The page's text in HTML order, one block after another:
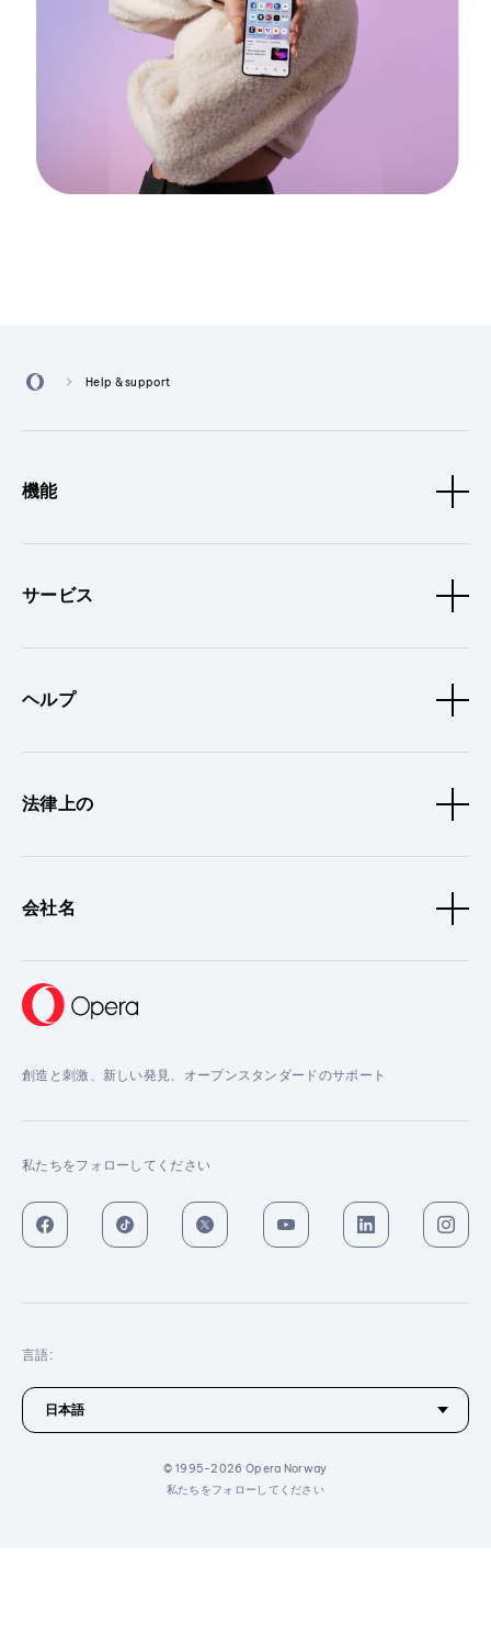
Help & support
機能
サービス
ヘルプ
法律上の
会社名
創造と刺激、新しい発見、オープンスタンダードのサポート
私たちをフォローしてください
© 1995-2026 Opera Norway
私たちをフォローしてください
言語: